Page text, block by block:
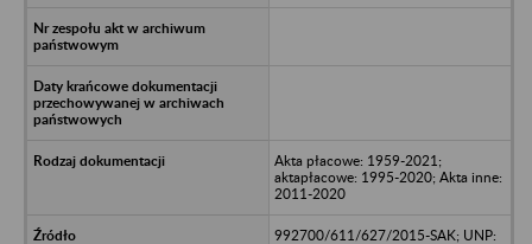
Akta płacowe: 1959-2021;
aktapłacowe: 1995-2020; Akta inne:
2011-2020
992700/611/627/2015-SAK; UNP: